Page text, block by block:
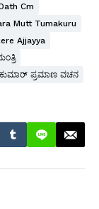
Cm
Mutt Tumakuru
Ajjayya
ಪ್ರಮಾಣ ವಚನ